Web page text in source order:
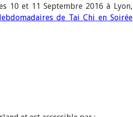
10 et 11 Septembre 2016 à Lyon,
de Tai Chi en Soirée